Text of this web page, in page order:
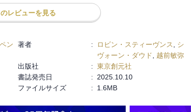
しい。
。
ことは亡くなった作家さんが決めていたようですが、それ
レビューを見る
ン
著者 : ロビン・スティーヴンス
シ
ヴォーン・ダウド
越前敏弥
出版社 : 東京創元社
書誌発売日 :
2025.10.10
ファイルサイズ : 1.6MB